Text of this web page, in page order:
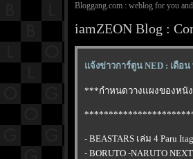
Bloggang.com : weblog for you
iamZEON Blog :
จ้งข่าวการ์ตูน NED : เดือ
***กำหนดวางแผงของหนั
- BEASTARS เล่ม 4 Paru
- BORUTO -NARUTO